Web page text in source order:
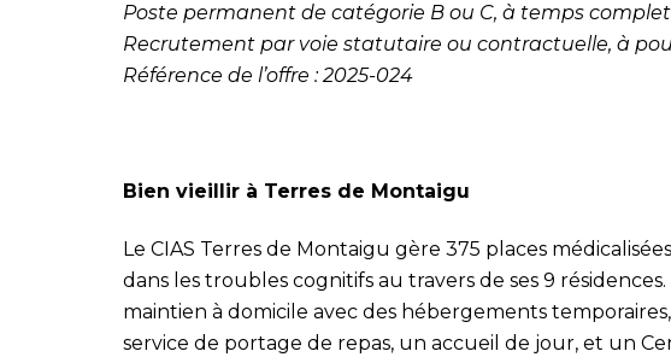
Poste permanent de catégorie B ou C, à temps complet
Recrutement par voie statutaire ou contractuelle, à
Référence de l’offre : 2025-024
Bien vieillir à Terres de Montaigu
Le CIAS Terres de Montaigu gère 375 places
dans les troubles cognitifs au travers de ses 9
maintien à domicile avec des hébergements
service de portage de repas, un accueil de jour, et un